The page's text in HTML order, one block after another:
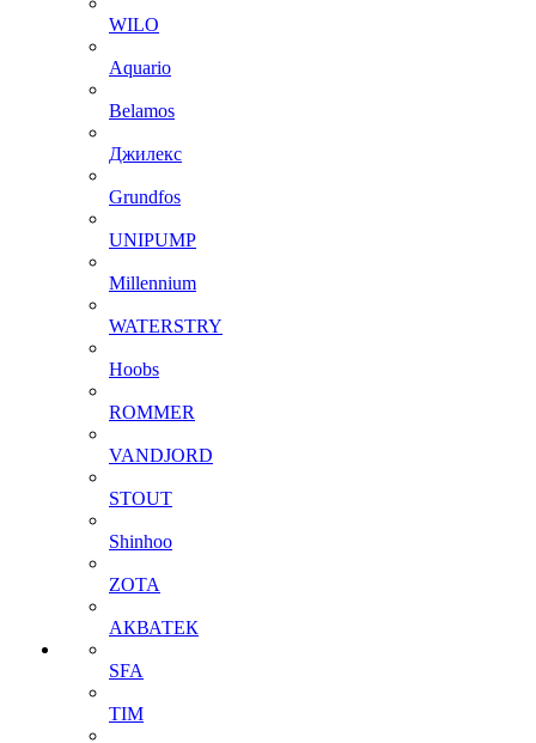
WILO
Aquario
Belamos
Джилекс
Grundfos
UNIPUMP
Millennium
WATERSTRY
Hoobs
ROMMER
VANDJORD
STOUT
Shinhoo
ZOTA
АКВАТЕК
SFA
TIM